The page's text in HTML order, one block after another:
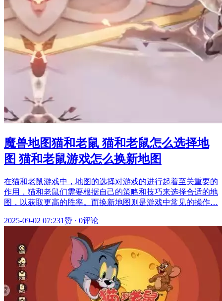
魔兽地图猫和老鼠 猫和老鼠怎么选择地
图 猫和老鼠游戏怎么换新地图
在猫和老鼠游戏中，地图的选择对游戏的进行起着至关重要的
作用，猫和老鼠们需要根据自己的策略和技巧来选择合适的地
图，以获取更高的胜率。而换新地图则是游戏中常见的操作…
2025-09-02 07:231赞 · 0评论